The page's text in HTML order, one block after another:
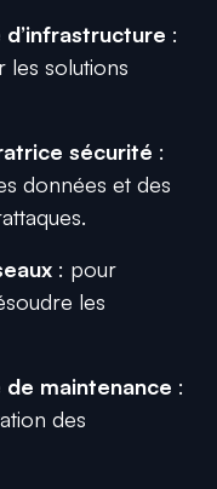
:
les solutions
sécurité :
données et des
: pour
les
de maintenance :
des